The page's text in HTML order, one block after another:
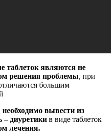
таблеток являются не
решения проблемы, при
большим
необходимо вывести из
диуретики в виде таблеток
лечения.